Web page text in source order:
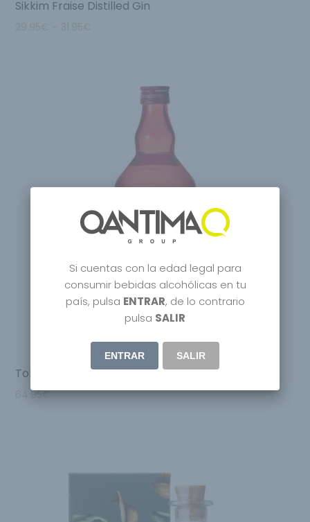
Sikkim Fraise Distilled Gin
29.95€ – 31.95€
Tokiiro Niigata Japanese Craft Gin
64.95€
Si cuentas con la edad legal para
consumir bebidas alcohólicas en tu
país, pulsa ENTRAR, de lo contrario
pulsa SALIR
ENTRAR SALIR